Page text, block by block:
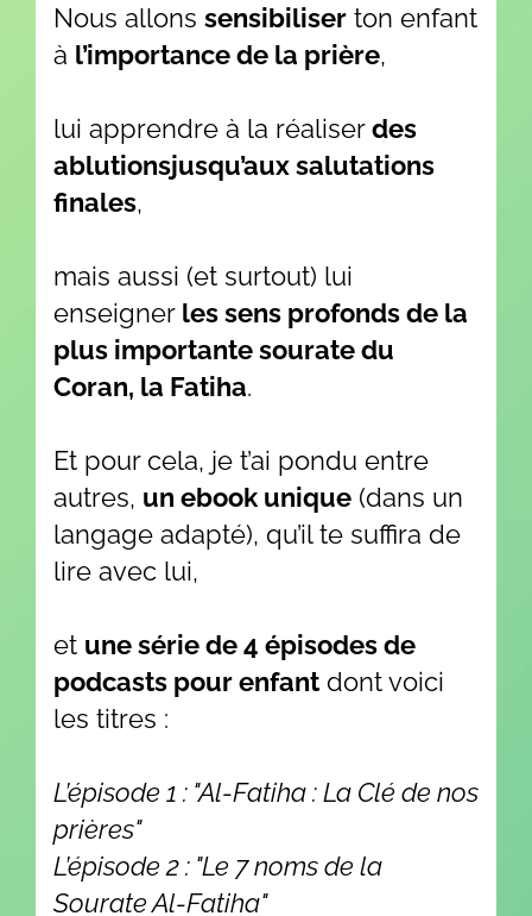
Nous allons sensibiliser ton enfant
à l’importance de la prière,
lui apprendre à la réaliserdes
ablutionsjusqu’aux salutations
finales,
mais aussi (et surtout) lui
enseigner les sens profonds de la
plus importante sourate du
Coran, la Fatiha.
Et pour cela, je t’ai pondu entre
autres, un ebook unique (dans un
langage adapté), qu’il te suffira de
lire avec lui,
et une série de 4 épisodes de
podcasts pour enfant dont voici
les titres :
L’épisode 1 : "Al-Fatiha : La Clé de nos
prières"
L’épisode 2 : "Le 7 noms de la
Sourate Al-Fatiha"